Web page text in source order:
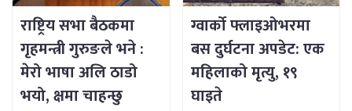
राष्ट्रिय सभा बैठकमा
गृहमन्त्री गुरुङले भने :
मेरो भाषा अलि ठाडो
भयो, क्षमा चाहन्छु
ग्वार्को फ्लाइओभरमा
बस दुर्घटना अपडेट: एक
महिलाको मृत्यु, १९
घाइते